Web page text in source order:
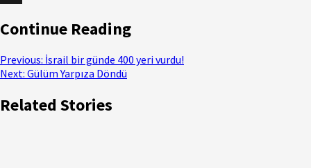
Continue Reading
Previous: İsrail bir günde 400 yeri vurdu!
Next: Gülüm Yarpıza Döndü
Related Stories